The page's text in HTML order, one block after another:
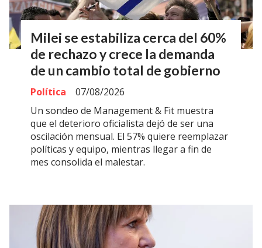
Milei se estabiliza cerca del 60%
de rechazo y crece la demanda
de un cambio total de gobierno
Política
07/08/2026
Un sondeo de Management & Fit muestra
que el deterioro oficialista dejó de ser una
oscilación mensual. El 57% quiere reemplazar
políticas y equipo, mientras llegar a fin de
mes consolida el malestar.